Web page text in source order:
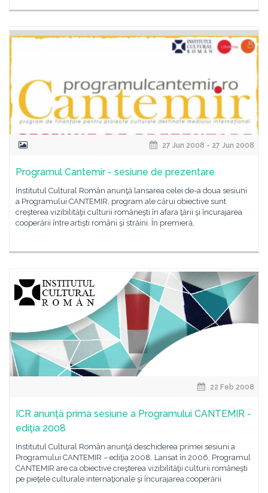
27 Jun 2008 - 27 Jun 2008
Programul Cantemir - sesiune de prezentare
Institutul Cultural Român anunţă lansarea celei de-a doua sesiuni
a Programului CANTEMIR, program ale cărui obiective sunt
creşterea vizibilităţii culturii româneşti în afara ţării şi încurajarea
cooperării între artişti români şi străini. În premieră,
22 Feb 2008
ICR anunţă prima sesiune a Programului CANTEMIR -
ediţia 2008
Institutul Cultural Român anunţă deschiderea primei sesiuni a
Programului CANTEMIR – ediţia 2008. Lansat în 2006, Programul
CANTEMIR are ca obiective creşterea vizibilităţii culturii româneşti
pe pieţele culturale internaţionale şi încurajarea cooperării